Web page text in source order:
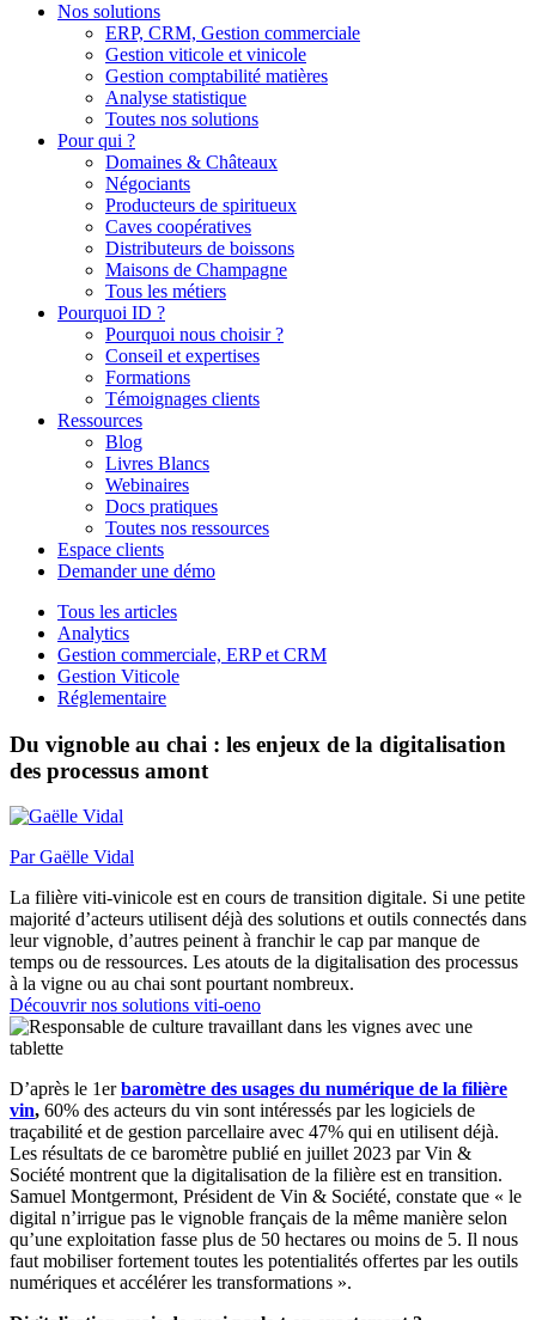
Nos solutions
ERP, CRM, Gestion commerciale
Gestion viticole et vinicole
Gestion comptabilité matières
Analyse statistique
Toutes nos solutions
Pour qui ?
Domaines & Châteaux
Négociants
Producteurs de spiritueux
Caves coopératives
Distributeurs de boissons
Maisons de Champagne
Tous les métiers
Pourquoi ID ?
Pourquoi nous choisir ?
Conseil et expertises
Formations
Témoignages clients
Ressources
Blog
Livres Blancs
Webinaires
Docs pratiques
Toutes nos ressources
Espace clients
Demander une démo
Tous les articles
Analytics
Gestion commerciale, ERP et CRM
Gestion Viticole
Réglementaire
Du vignoble au chai : les enjeux de la digitalisation
des processus amont
ParGaëlle Vidal
La filière viti-vinicole est en cours de transition digitale. Si une petite
majorité d’acteurs utilisent déjà des solutions et outils connectés dans
leur vignoble, d’autres peinent à franchir le cap par manque de
temps ou de ressources. Les atouts de la digitalisation des processus
à la vigne ou au chai sont pourtant nombreux.
Découvrir nos solutions viti-oeno
D’après le 1erbaromètre des usages du numérique de la filière
vin, 60% des acteurs du vin sont intéressés par les logiciels de
traçabilité et de gestion parcellaire avec 47% qui en utilisent déjà.
Les résultats de ce baromètre publié en juillet 2023 par Vin &
Société montrent que la digitalisation de la filière est en transition.
Samuel Montgermont, Président de Vin & Société, constate que « le
digital n’irrigue pas le vignoble français de la même manière selon
qu’une exploitation fasse plus de 50 hectares ou moins de 5. Il nous
faut mobiliser fortement toutes les potentialités offertes par les outils
numériques et accélérer les transformations ».